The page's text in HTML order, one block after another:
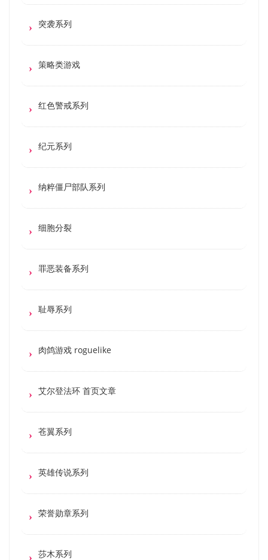
突袭系列
策略类游戏
红色警戒系列
纪元系列
纳粹僵尸部队系列
细胞分裂
罪恶装备系列
耻辱系列
肉鸽游戏 roguelike
艾尔登法环 首页文章
苍翼系列
英雄传说系列
荣誉勋章系列
莎木系列